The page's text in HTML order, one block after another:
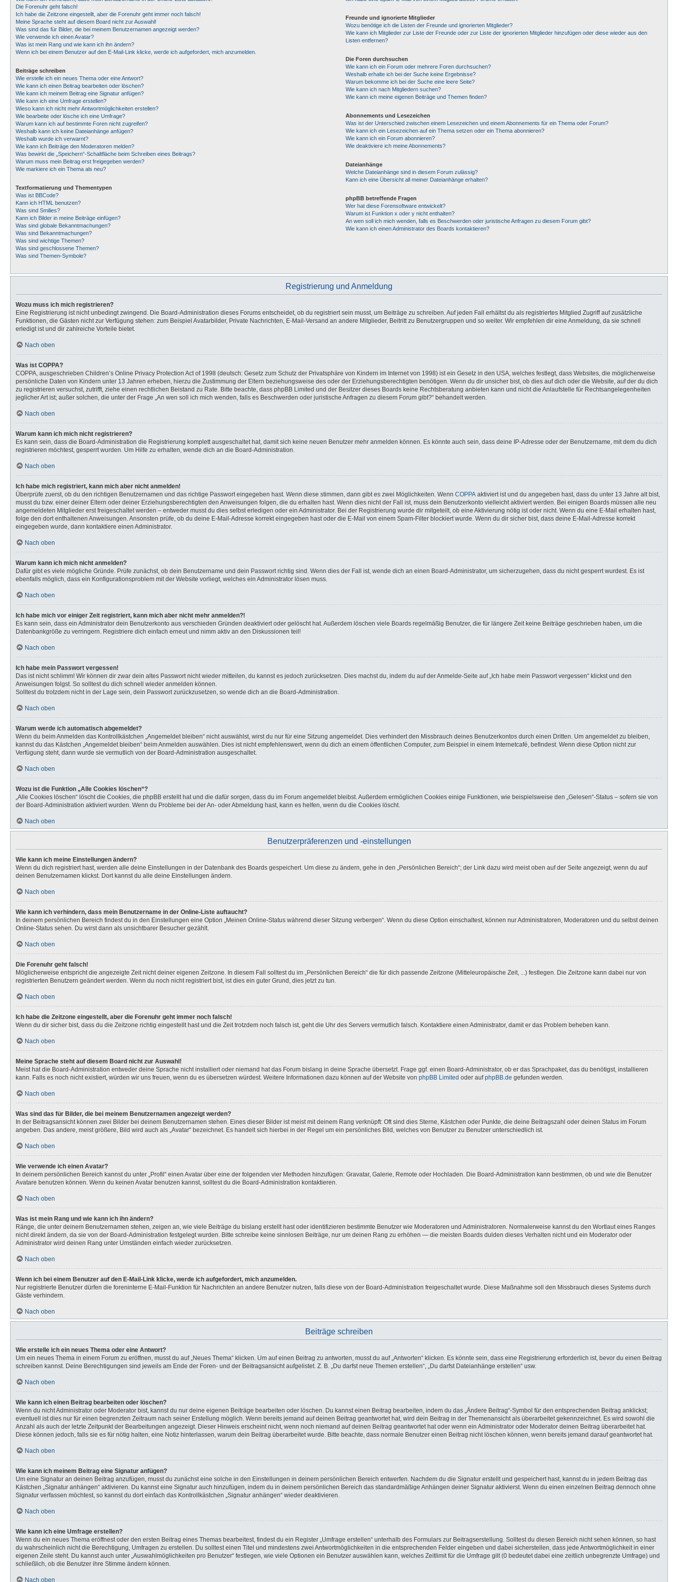
Die Forenuhr geht falsch!
Ich habe die Zeitzone eingestellt, aber die Forenuhr geht immer noch falsch!
Meine Sprache steht auf diesem Board nicht zur Auswahl!
Was sind das für Bilder, die bei meinem Benutzernamen angezeigt werden?
Wie verwende ich einen Avatar?
Was ist mein Rang und wie kann ich ihn ändern?
Wenn ich bei einem Benutzer auf den E-Mail-Link klicke, werde ich aufgefordert, mich anzumelden.
Beiträge schreiben
Wie erstelle ich ein neues Thema oder eine Antwort?
Wie kann ich einen Beitrag bearbeiten oder löschen?
Wie kann ich meinem Beitrag eine Signatur anfügen?
Wie kann ich eine Umfrage erstellen?
Wieso kann ich nicht mehr Antwortmöglichkeiten erstellen?
Wie bearbeite oder lösche ich eine Umfrage?
Warum kann ich auf bestimmte Foren nicht zugreifen?
Weshalb kann ich keine Dateianhänge anfügen?
Weshalb wurde ich verwarnt?
Wie kann ich Beiträge den Moderatoren melden?
Was bewirkt die „Speichern“-Schaltfläche beim Schreiben eines Beitrags?
Warum muss mein Beitrag erst freigegeben werden?
Wie markiere ich ein Thema als neu?
Textformatierung und Thementypen
Was ist BBCode?
Kann ich HTML benutzen?
Was sind Smilies?
Kann ich Bilder in meine Beiträge einfügen?
Was sind globale Bekanntmachungen?
Was sind Bekanntmachungen?
Was sind wichtige Themen?
Was sind geschlossene Themen?
Was sind Themen-Symbole?
Freunde und ignorierte Mitglieder
Wozu benötige ich die Listen der Freunde und ignorierten Mitglieder?
Wie kann ich Mitglieder zur Liste der Freunde oder zur Liste der ignorierten Mitglieder hinzufügen oder diese wieder aus den
Listen entfernen?
Die Foren durchsuchen
Wie kann ich ein Forum oder mehrere Foren durchsuchen?
Weshalb erhalte ich bei der Suche keine Ergebnisse?
Warum bekomme ich bei der Suche eine leere Seite?
Wie kann ich nach Mitgliedern suchen?
Wie kann ich meine eigenen Beiträge und Themen finden?
Abonnements und Lesezeichen
Was ist der Unterschied zwischen einem Lesezeichen und einem Abonnements für ein Thema oder Forum?
Wie kann ich ein Lesezeichen auf ein Thema setzen oder ein Thema abonnieren?
Wie kann ich ein Forum abonnieren?
Wie deaktiviere ich meine Abonnements?
Dateianhänge
Welche Dateianhänge sind in diesem Forum zulässig?
Kann ich eine Übersicht all meiner Dateianhänge erhalten?
phpBB betreffende Fragen
Wer hat diese Forensoftware entwickelt?
Warum ist Funktion x oder y nicht enthalten?
An wen soll ich mich wenden, falls es Beschwerden oder juristische Anfragen zu diesem Forum gibt?
Wie kann ich einen Administrator des Boards kontaktieren?
Registrierung und Anmeldung
Wozu muss ich mich registrieren?
Eine Registrierung ist nicht unbedingt zwingend. Die Board-Administration dieses Forums entscheidet, ob du registriert sein musst, um Beiträge zu schreiben. Auf jeden Fall erhältst du als registriertes Mitglied Zugriff auf zusätzliche
Funktionen, die Gästen nicht zur Verfügung stehen: zum Beispiel Avatarbilder, Private Nachrichten, E-Mail-Versand an andere Mitglieder, Beitritt zu Benutzergruppen und so weiter. Wir empfehlen dir eine Anmeldung, da sie schnell
erledigt ist und dir zahlreiche Vorteile bietet.
Nach oben
Was ist COPPA?
COPPA, ausgeschrieben Children’s Online Privacy Protection Act of 1998 (deutsch: Gesetz zum Schutz der Privatsphäre von Kindern im Internet von 1998) ist ein Gesetz in den USA, welches festlegt, dass Websites, die möglicherweise
persönliche Daten von Kindern unter 13 Jahren erheben, hierzu die Zustimmung der Eltern beziehungsweise des oder der Erziehungsberechtigten benötigen. Wenn du dir unsicher bist, ob dies auf dich oder die Website, auf der du dich
zu registrieren versuchst, zutrifft, ziehe einen rechtlichen Beistand zu Rate. Bitte beachte, dass phpBB Limited und der Besitzer dieses Boards keine Rechtsberatung anbieten kann und nicht die Anlaufstelle für Rechtsangelegenheiten
jeglicher Art ist; außer solchen, die unter der Frage „An wen soll ich mich wenden, falls es Beschwerden oder juristische Anfragen zu diesem Forum gibt?“ behandelt werden.
Nach oben
Warum kann ich mich nicht registrieren?
Es kann sein, dass die Board-Administration die Registrierung komplett ausgeschaltet hat, damit sich keine neuen Benutzer mehr anmelden können. Es könnte auch sein, dass deine IP-Adresse oder der Benutzername, mit dem du dich
registrieren möchtest, gesperrt wurden. Um Hilfe zu erhalten, wende dich an die Board-Administration.
Nach oben
Ich habe mich registriert, kann mich aber nicht anmelden!
Überprüfe zuerst, ob du den richtigen Benutzernamen und das richtige Passwort eingegeben hast. Wenn diese stimmen, dann gibt es zwei Möglichkeiten. Wenn COPPA aktiviert ist und du angegeben hast, dass du unter 13 Jahre alt bist,
musst du bzw. einer deiner Eltern oder deiner Erziehungsberechtigten den Anweisungen folgen, die du erhalten hast. Wenn dies nicht der Fall ist, muss dein Benutzerkonto vielleicht aktiviert werden. Bei einigen Boards müssen alle neu
angemeldeten Mitglieder erst freigeschaltet werden – entweder musst du dies selbst erledigen oder ein Administrator. Bei der Registrierung wurde dir mitgeteilt, ob eine Aktivierung nötig ist oder nicht. Wenn du eine E-Mail erhalten hast,
folge den dort enthaltenen Anweisungen. Ansonsten prüfe, ob du deine E-Mail-Adresse korrekt eingegeben hast oder die E-Mail von einem Spam-Filter blockiert wurde. Wenn du dir sicher bist, dass deine E-Mail-Adresse korrekt
eingegeben wurde, dann kontaktiere einen Administrator.
Nach oben
Warum kann ich mich nicht anmelden?
Dafür gibt es viele mögliche Gründe. Prüfe zunächst, ob dein Benutzername und dein Passwort richtig sind. Wenn dies der Fall ist, wende dich an einen Board-Administrator, um sicherzugehen, dass du nicht gesperrt wurdest. Es ist
ebenfalls möglich, dass ein Konfigurationsproblem mit der Website vorliegt, welches ein Administrator lösen muss.
Nach oben
Ich habe mich vor einiger Zeit registriert, kann mich aber nicht mehr anmelden?!
Es kann sein, dass ein Administrator dein Benutzerkonto aus verschieden Gründen deaktiviert oder gelöscht hat. Außerdem löschen viele Boards regelmäßig Benutzer, die für längere Zeit keine Beiträge geschrieben haben, um die
Datenbankgröße zu verringern. Registriere dich einfach erneut und nimm aktiv an den Diskussionen teil!
Nach oben
Ich habe mein Passwort vergessen!
Das ist nicht schlimm! Wir können dir zwar dein altes Passwort nicht wieder mitteilen, du kannst es jedoch zurücksetzen. Dies machst du, indem du auf der Anmelde-Seite auf „Ich habe mein Passwort vergessen“ klickst und den
Anweisungen folgst. So solltest du dich schnell wieder anmelden können.
Solltest du trotzdem nicht in der Lage sein, dein Passwort zurückzusetzen, so wende dich an die Board-Administration.
Nach oben
Warum werde ich automatisch abgemeldet?
Wenn du beim Anmelden das Kontrollkästchen „Angemeldet bleiben“ nicht auswählst, wirst du nur für eine Sitzung angemeldet. Dies verhindert den Missbrauch deines Benutzerkontos durch einen Dritten. Um angemeldet zu bleiben,
kannst du das Kästchen „Angemeldet bleiben“ beim Anmelden auswählen. Dies ist nicht empfehlenswert, wenn du dich an einem öffentlichen Computer, zum Beispiel in einem Internetcafé, befindest. Wenn diese Option nicht zur
Verfügung steht, dann wurde sie vermutlich von der Board-Administration ausgeschaltet.
Nach oben
Wozu ist die Funktion „Alle Cookies löschen“?
„Alle Cookies löschen“ löscht die Cookies, die phpBB erstellt hat und die dafür sorgen, dass du im Forum angemeldet bleibst. Außerdem ermöglichen Cookies einige Funktionen, wie beispielsweise den „Gelesen“-Status – sofern sie von
der Board-Administration aktiviert wurden. Wenn du Probleme bei der An- oder Abmeldung hast, kann es helfen, wenn du die Cookies löscht.
Nach oben
Benutzerpräferenzen und -einstellungen
Wie kann ich meine Einstellungen ändern?
Wenn du dich registriert hast, werden alle deine Einstellungen in der Datenbank des Boards gespeichert. Um diese zu ändern, gehe in den „Persönlichen Bereich“; der Link dazu wird meist oben auf der Seite angezeigt, wenn du auf
deinen Benutzernamen klickst. Dort kannst du alle deine Einstellungen ändern.
Nach oben
Wie kann ich verhindern, dass mein Benutzername in der Online-Liste auftaucht?
In deinem persönlichen Bereich findest du in den Einstellungen eine Option „Meinen Online-Status während dieser Sitzung verbergen“. Wenn du diese Option einschaltest, können nur Administratoren, Moderatoren und du selbst deinen
Online-Status sehen. Du wirst dann als unsichtbarer Besucher gezählt.
Nach oben
Die Forenuhr geht falsch!
Möglicherweise entspricht die angezeigte Zeit nicht deiner eigenen Zeitzone. In diesem Fall solltest du im „Persönlichen Bereich“ die für dich passende Zeitzone (Mitteleuropäische Zeit, ...) festlegen. Die Zeitzone kann dabei nur von
registrierten Benutzern geändert werden. Wenn du noch nicht registriert bist, ist dies ein guter Grund, dies jetzt zu tun.
Nach oben
Ich habe die Zeitzone eingestellt, aber die Forenuhr geht immer noch falsch!
Wenn du dir sicher bist, dass du die Zeitzone richtig eingestellt hast und die Zeit trotzdem noch falsch ist, geht die Uhr des Servers vermutlich falsch. Kontaktiere einen Administrator, damit er das Problem beheben kann.
Nach oben
Meine Sprache steht auf diesem Board nicht zur Auswahl!
Meist hat die Board-Administration entweder deine Sprache nicht installiert oder niemand hat das Forum bislang in deine Sprache übersetzt. Frage ggf. einen Board-Administrator, ob er das Sprachpaket, das du benötigst, installieren
kann. Falls es noch nicht existiert, würden wir uns freuen, wenn du es übersetzen würdest. Weitere Informationen dazu können auf der Website von phpBB Limited oder aufphpBB.de gefunden werden.
Nach oben
Was sind das für Bilder, die bei meinem Benutzernamen angezeigt werden?
In der Beitragsansicht können zwei Bilder bei deinem Benutzernamen stehen. Eines dieser Bilder ist meist mit deinem Rang verknüpft: Oft sind dies Sterne, Kästchen oder Punkte, die deine Beitragszahl oder deinen Status im Forum
angeben. Das andere, meist größere, Bild wird auch als „Avatar“ bezeichnet. Es handelt sich hierbei in der Regel um ein persönliches Bild, welches von Benutzer zu Benutzer unterschiedlich ist.
Nach oben
Wie verwende ich einen Avatar?
In deinem persönlichen Bereich kannst du unter „Profil“ einen Avatar über eine der folgenden vier Methoden hinzufügen: Gravatar, Galerie, Remote oder Hochladen. Die Board-Administration kann bestimmen, ob und wie die Benutzer
Avatare benutzen können. Wenn du keinen Avatar benutzen kannst, solltest du die Board-Administration kontaktieren.
Nach oben
Was ist mein Rang und wie kann ich ihn ändern?
Ränge, die unter deinem Benutzernamen stehen, zeigen an, wie viele Beiträge du bislang erstellt hast oder identifizieren bestimmte Benutzer wie Moderatoren und Administratoren. Normalerweise kannst du den Wortlaut eines Ranges
nicht direkt ändern, da sie von der Board-Administration festgelegt wurden. Bitte schreibe keine sinnlosen Beiträge, nur um deinen Rang zu erhöhen — die meisten Boards dulden dieses Verhalten nicht und ein Moderator oder
Administrator wird deinen Rang unter Umständen einfach wieder zurücksetzen.
Nach oben
Wenn ich bei einem Benutzer auf den E-Mail-Link klicke, werde ich aufgefordert, mich anzumelden.
Nur registrierte Benutzer dürfen die foreninterne E-Mail-Funktion für Nachrichten an andere Benutzer nutzen, falls diese von der Board-Administration freigeschaltet wurde. Diese Maßnahme soll den Missbrauch dieses Systems durch
Gäste verhindern.
Nach oben
Beiträge schreiben
Wie erstelle ich ein neues Thema oder eine Antwort?
Um ein neues Thema in einem Forum zu eröffnen, musst du auf „Neues Thema“ klicken. Um auf einen Beitrag zu antworten, musst du auf „Antworten“ klicken. Es könnte sein, dass eine Registrierung erforderlich ist, bevor du einen Beitrag
schreiben kannst. Deine Berechtigungen sind jeweils am Ende der Foren- und der Beitragsansicht aufgelistet. Z. B. „Du darfst neue Themen erstellen“, „Du darfst Dateianhänge erstellen“ usw.
Nach oben
Wie kann ich einen Beitrag bearbeiten oder löschen?
Wenn du nicht Administrator oder Moderator bist, kannst du nur deine eigenen Beiträge bearbeiten oder löschen. Du kannst einen Beitrag bearbeiten, indem du das „Ändere Beitrag“-Symbol für den entsprechenden Beitrag anklickst;
eventuell ist dies nur für einen begrenzten Zeitraum nach seiner Erstellung möglich. Wenn bereits jemand auf deinen Beitrag geantwortet hat, wird dein Beitrag in der Themenansicht als überarbeitet gekennzeichnet. Es wird sowohl die
Anzahl als auch der letzte Zeitpunkt der Bearbeitungen angezeigt. Dieser Hinweis erscheint nicht, wenn noch niemand auf deinen Beitrag geantwortet hat oder wenn ein Administrator oder Moderator deinen Beitrag überarbeitet hat.
Diese können jedoch, falls sie es für nötig halten, eine Notiz hinterlassen, warum dein Beitrag überarbeitet wurde. Bitte beachte, dass normale Benutzer einen Beitrag nicht löschen können, wenn bereits jemand darauf geantwortet hat.
Nach oben
Wie kann ich meinem Beitrag eine Signatur anfügen?
Um eine Signatur an deinen Beitrag anzufügen, musst du zunächst eine solche in den Einstellungen in deinem persönlichen Bereich entwerfen. Nachdem du die Signatur erstellt und gespeichert hast, kannst du in jedem Beitrag das
Kästchen „Signatur anhängen“ aktivieren. Du kannst eine Signatur auch hinzufügen, indem du in deinem persönlichen Bereich das standardmäßige Anhängen deiner Signatur aktivierst. Wenn du einen einzelnen Beitrag dennoch ohne
Signatur verfassen möchtest, so kannst du dort einfach das Kontrollkästchen „Signatur anhängen“ wieder deaktivieren.
Nach oben
Wie kann ich eine Umfrage erstellen?
Wenn du ein neues Thema eröffnest oder den ersten Beitrag eines Themas bearbeitest, findest du ein Register „Umfrage erstellen“ unterhalb des Formulars zur Beitragserstellung. Solltest du diesen Bereich nicht sehen können, so hast
du wahrscheinlich nicht die Berechtigung, Umfragen zu erstellen. Du solltest einen Titel und mindestens zwei Antwortmöglichkeiten in die entsprechenden Felder eingeben und dabei sicherstellen, dass jede Antwortmöglichkeit in einer
eigenen Zeile steht. Du kannst auch unter „Auswahlmöglichkeiten pro Benutzer“ festlegen, wie viele Optionen ein Benutzer auswählen kann, welches Zeitlimit für die Umfrage gilt (0 bedeutet dabei eine zeitlich unbegrenzte Umfrage) und
schließlich, ob die Benutzer ihre Stimme ändern können.
Nach oben